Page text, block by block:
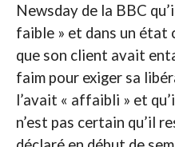
Newsday de la BBC
faible » et dans un état
que son client avait
faim pour exiger sa
l’avait « affaibli » et
n’est pas certain qu’il